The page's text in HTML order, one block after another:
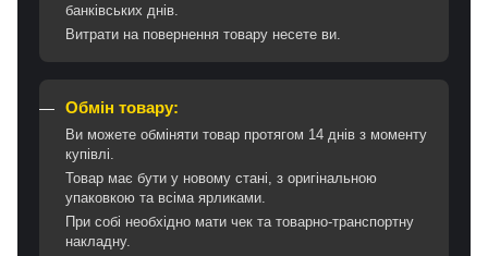
банківських днів.
Витрати на повернення товару несете ви.
Обмін товару:
Ви можете обміняти товар протягом 14 днів з моменту
купівлі.
Товар має бути у новому стані, з оригінальною
упаковкою та всіма ярликами.
При собі необхідно мати чек та товарно-транспортну
накладну.